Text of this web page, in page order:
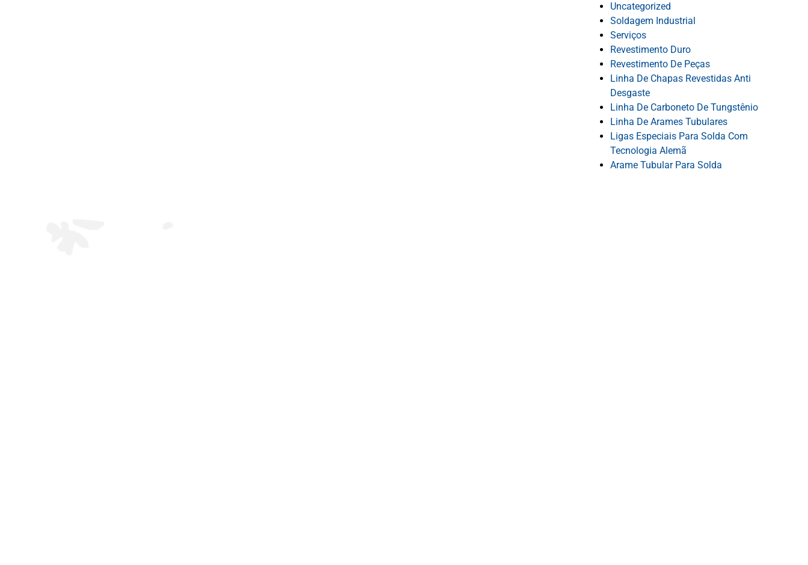
Uncategorized
Soldagem Industrial
Serviços
Revestimento Duro
Revestimento De Peças
Linha De Chapas Revestidas Anti
Desgaste
Linha De Carboneto De Tungstênio
Linha De Arames Tubulares
Ligas Especiais Para Solda Com
Tecnologia Alemã
Arame Tubular Para Solda